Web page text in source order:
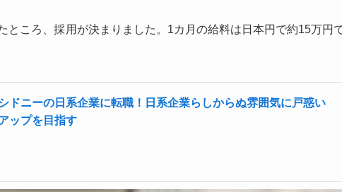
ところ、採用が決まりました。1カ月の給料は日本円で約15万円
ドニーの日系企業に転職！日系企業らしからぬ雰囲気に戸惑い
ップを目指す